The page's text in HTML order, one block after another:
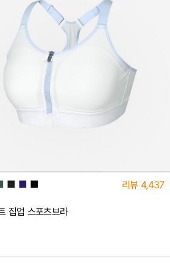
■ ■ ■ 리뷰 4,437
집업 스포츠브라